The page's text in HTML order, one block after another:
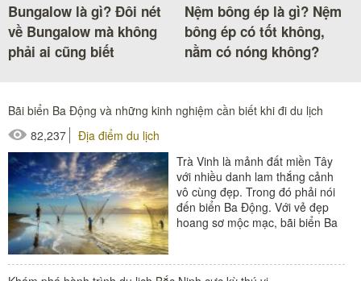
Bungalow là gì? Đôi nét
về Bungalow mà không
phải ai cũng biết
Nệm bông ép là gì? Nệm
bông ép có tốt không,
nằm có nóng không?
Bãi biển Ba Động và những kinh nghiệm cần biết khi đi du lịch
82,237
Địa điểm du lịch
Trà Vinh là mảnh đất miền Tây
với nhiều danh lam thắng cảnh
vô cùng đẹp. Trong đó phải nói
đến biển Ba Động. Với vẻ đẹp
hoang sơ mộc mạc, bãi biển Ba